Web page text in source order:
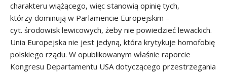
charakteru wiążącego, więc stanowią opinię tych,
którzy dominują w Parlamencie Europejskim –
cyt. środowisk lewicowych, żeby nie powiedzieć lewackich.
Unia Europejska nie jest jedyną, która krytykuje homofobię
polskiego rządu. W opublikowanym właśnie raporcie
Kongresu Departamentu USA dotyczącego przestrzegania